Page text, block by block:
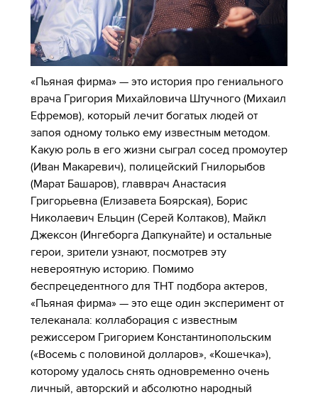
«Пьяная фирма» — это история про гениального
врача Григория Михайловича Штучного (Михаил
Ефремов), который лечит богатых людей от
запоя одному только ему известным методом.
Какую роль в его жизни сыграл сосед промоутер
(Иван Макаревич), полицейский Гнилорыбов
(Марат Башаров), главврач Анастасия
Григорьевна (Елизавета Боярская), Борис
Николаевич Ельцин (Серей Колтаков), Майкл
Джексон (Ингеборга Дапкунайте) и остальные
герои, зрители узнают, посмотрев эту
невероятную историю. Помимо
беспрецедентного для ТНТ подбора актеров,
«Пьяная фирма» — это еще один эксперимент от
телеканала: коллаборация с известным
режиссером Григорием Константинопольским
(«Восемь с половиной долларов», «Кошечка»),
которому удалось снять одновременно очень
личный, авторский и абсолютно народный